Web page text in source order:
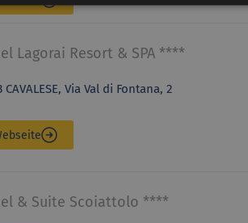
Lagorai Resort & SPA ****
CAVALESE, Via Val di Fontana, 2
& Suite Scoiattolo ****